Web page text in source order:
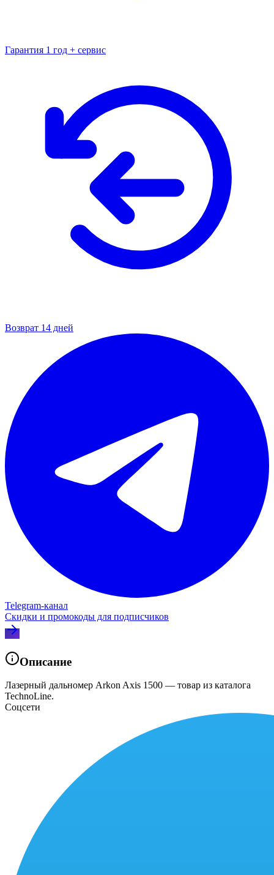
Гарантия 1 год + сервис
Возврат 14 дней
Telegram‑канал
Скидки и промокоды для подписчиков
Описание
Лазерный дальномер Arkon Axis 1500 — товар из каталога
TechnoLine.
Соцсети